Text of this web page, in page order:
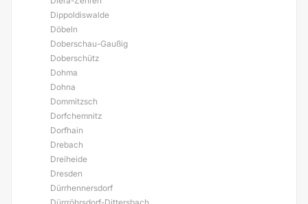
Dippoldiswalde
Döbeln
Doberschau-Gaußig
Doberschütz
Dohma
Dohna
Dommitzsch
Dorfchemnitz
Dorfhain
Drebach
Dreiheide
Dresden
Dürrhennersdorf